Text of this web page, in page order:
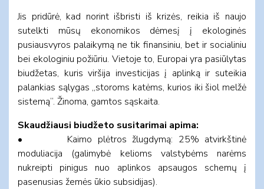
Jis pridūrė, kad norint išbristi iš krizės, reikia iš naujo
sutelkti mūsų ekonomikos dėmesį į ekologinės
pusiausvyros palaikymą ne tik finansiniu, bet ir socialiniu
bei ekologiniu požiūriu. Vietoje to, Europai yra pasiūlytas
biudžetas, kuris viršija investicijas į aplinką ir suteikia
palankias sąlygas „storoms katėms, kurios iki šiol melžė
sistemą“. Žinoma, gamtos sąskaita.
Skaudžiausi biudžeto susitarimai apima:
• Kaimo plėtros žlugdymą: 25% atvirkštinė
moduliacija (galimybė kelioms valstybėms narėms
nukreipti pinigus nuo aplinkos apsaugos schemų į
pasenusias žemės ūkio subsidijas).